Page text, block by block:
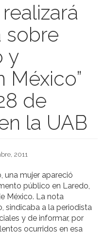
sobre
y
México”
de
la UAB
2011
una mujer apareció
público en Laredo,
México. La nota
sindicaba a la periodista
y de informar, por
ocurridos en esa